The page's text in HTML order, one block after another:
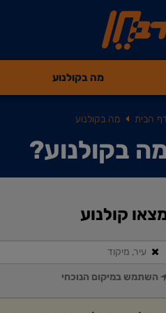
מה בקולנוע
הבית מה בקולנוע
בקולנוע?
קולנוע
השתמש במיקום הנוכחי